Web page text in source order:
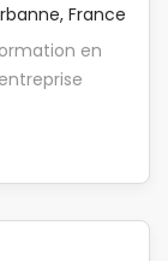
France
en
nos
ou